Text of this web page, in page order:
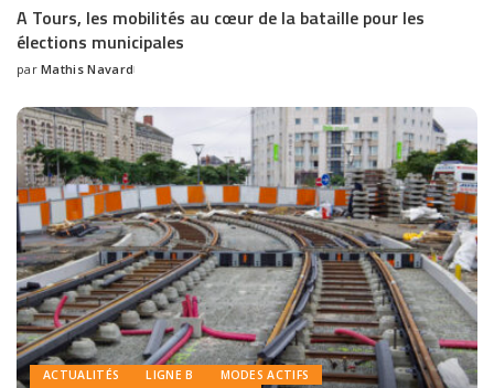
A Tours, les mobilités au cœur de la bataille pour les
élections municipales
par Mathis Navard
ACTUALITÉS LIGNE B
MODES ACTIFS